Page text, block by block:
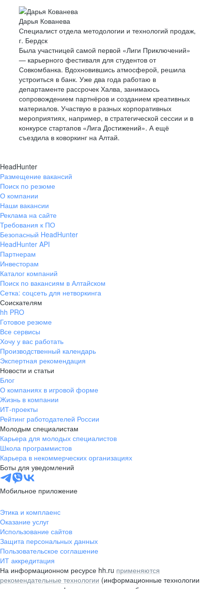
Дарья Кованева
Специалист отдела методологии и технологий продаж,
г. Бердск
Была участницей самой первой «Лиги Приключений»
— карьерного фестиваля для студентов от
Совкомбанка. Вдохновившись атмосферой, решила
устроиться в банк. Уже два года работаю в
департаменте рассрочек Халва, занимаюсь
сопровождением партнёров и созданием креативных
материалов. Участвую в разных корпоративных
мероприятиях, например, в стратегической сессии и в
конкурсе стартапов «Лига Достижений». А ещё
съездила в коворкинг на Алтай.
HeadHunter
Размещение вакансий
Поиск по резюме
О компании
Наши вакансии
Реклама на сайте
Требования к ПО
Безопасный HeadHunter
HeadHunter API
Партнерам
Инвесторам
Каталог компаний
Поиск по вакансиям в Алтайском
Сетка: соцсеть для нетворкинга
Соискателям
hh PRO
Готовое резюме
Все сервисы
Хочу у вас работать
Производственный календарь
Экспертная рекомендация
Новости и статьи
Блог
О компаниях в игровой форме
Жизнь в компании
ИТ-проекты
Рейтинг работодателей России
Молодым специалистам
Карьера для молодых специалистов
Школа программистов
Карьера в некоммерческих организациях
Боты для уведомлений
Мобильное приложение
Этика и комплаенс
Оказание услуг
Использование сайтов
Защита персональных данных
Пользовательское соглашение
ИТ аккредитация
На информационном ресурсе hh.ru применяются
рекомендательные технологии (информационные технологии